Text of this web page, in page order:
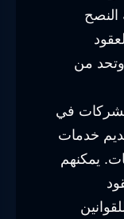
من
في
خدمات
يمكنهم